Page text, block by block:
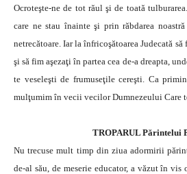
Ocroteşte-ne de tot răul şi de toată
care ne stau înainte şi prin răbdarea
netrecătoare. Iar la înfricoşătoarea Judecată
şi să fim aşezaţi în partea cea de-a dreapta,
te veseleşti de frumuseţile cereşti. Ca
mulţumim în vecii vecilor Dumnezeului Care
TROPARUL Părintelui
Nu trecuse mult timp din ziua adormirii
de-al său, de meserie educator, a văzut în vis